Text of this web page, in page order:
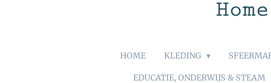
HOME KLEDING
EDUCATIE, ONDERWIJS & STEAM